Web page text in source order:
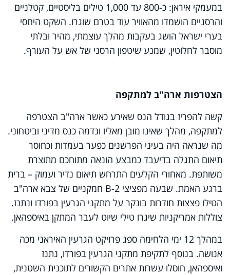
במעמקי איראן: כ-800 עד 1,000 טילים בליסטיים, קטלניים
והרסניים הושמדו מהאוויר עוד בטרם שוגרו. השקט היחסי
בערי ישראל הושג בעקבות מהלך עוצמתי, מהיר ובלתי
מוסבר לחלוטין, שמנע שיטפון הרסני של אש על העורף.
הצטרפות ארה"ב למתקפה
קשה להפריז בגודל הנס שאירע כאשר ארה"ב הצטרפה
למתקפה, מהלך שאינו מובן מאליו ונדמה כנס מדיני וביטחוני.
מה שנראה היה בעיני הפרשנים כפער בעמדות וכחוסר
תיאום התגלה בדיעבד כמבצע הונאה מתוחכם מתוצרת
משותפת. מאחורי הקלעים התרחש תיאום נדיר ועמוק – ברית
ברגע האמת. שבעה מפציצי B-2 חמקניים של צבא ארה"ב
הטילו פצצות חודרות בונקר על מתקני הגרעין בפורדו ונתנז.
צוללות אמריקניות שיגרו טילי שיוט לעבר המתקן באיספהאן.
במהלך 12 ימי הלחימה ספג פרויקט הגרעין האיראני מכה
אנושה. בנוסף לתקיפת מתקני הגרעין בפורדו, נתנז
ואיספהאן, חוסלו עשרות אתרים הקשורים לתוכנית השטנית,